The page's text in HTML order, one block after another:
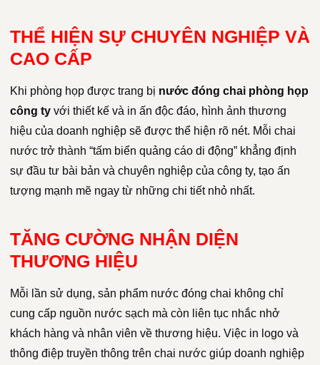
THỂ HIỆN SỰ CHUYÊN NGHIỆP VÀ
CAO CẤP
Khi phòng họp được trang bị nước đóng chai phòng họp
công ty với thiết kế và in ấn độc đáo, hình ảnh thương
hiệu của doanh nghiệp sẽ được thể hiện rõ nét. Mỗi chai
nước trở thành “tấm biển quảng cáo di động” khẳng định
sự đầu tư bài bản và chuyên nghiệp của công ty, tạo ấn
tượng mạnh mẽ ngay từ những chi tiết nhỏ nhất.
TĂNG CƯỜNG NHẬN DIỆN
THƯƠNG HIỆU
Mỗi lần sử dụng, sản phẩm nước đóng chai không chỉ
cung cấp nguồn nước sạch mà còn liên tục nhắc nhở
khách hàng và nhân viên về thương hiệu. Việc in logo và
thông điệp truyền thông trên chai nước giúp doanh nghiệp